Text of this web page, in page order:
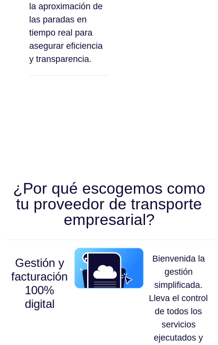
la aproximación de
las paradas en
tiempo real para
asegurar eficiencia
y transparencia.
¿Por qué escogemos como
tu proveedor de transporte
empresarial?
Gestión y
facturación
100%
digital
Bienvenida la
gestión
simplificada.
Lleva el control
de todos los
servicios
ejecutados y